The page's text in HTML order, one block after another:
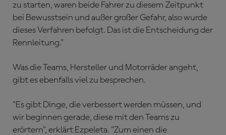
zu starten, waren beide Fahrer zu diesem Zeitpunkt
bei Bewusstsein und außer großer Gefahr, also wurde
dieses Verfahren befolgt. Das ist die Entscheidung der
Rennleitung."
Was die Teams, Hersteller und Motorräder angeht,
gibt es ebenfalls viel zu besprechen.
"Es gibt Dinge, die verbessert werden müssen, und
wir beginnen gerade, diese mit den Teams zu
erörtern", erklärt Ezpeleta. "Zum einen die